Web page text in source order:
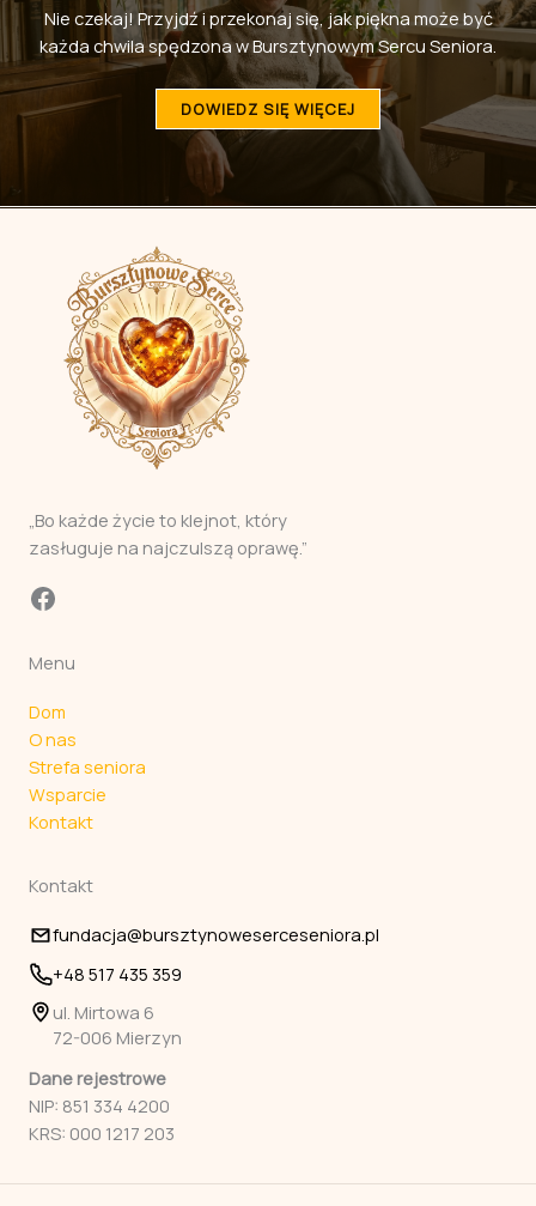
Nie czekaj! Przyjdź i przekonaj się, jak piękna może być
każda chwila spędzona w Bursztynowym Sercu Seniora.
DOWIEDZ SIĘ WIĘCEJ
​„Bo każde życie to klejnot, który
zasługuje na najczulszą oprawę.”
Facebook
Menu
Dom
O nas
Strefa seniora
Wsparcie
Kontakt
Kontakt
fundacja@bursztynoweserceseniora.pl
+48 517 435 359
ul. Mirtowa 6
72-006 Mierzyn
Dane rejestrowe
NIP: 851 334 4200
KRS: 000 1217 203